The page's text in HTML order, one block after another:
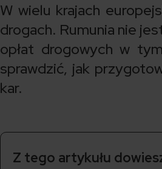
W wielu krajach
drogach. Rumunia nie
opłat drogowych w
sprawdzić, jak
kar.
Z tego artykułu